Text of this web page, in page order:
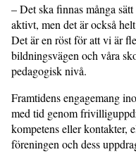
– Det ska finnas många
aktivt, men det är också
Det är en röst för att vi är
bildningsvägen och våra
pedagogisk nivå.
Framtidens engagemang
med tid genom
kompetens eller kontakter,
föreningen och dess